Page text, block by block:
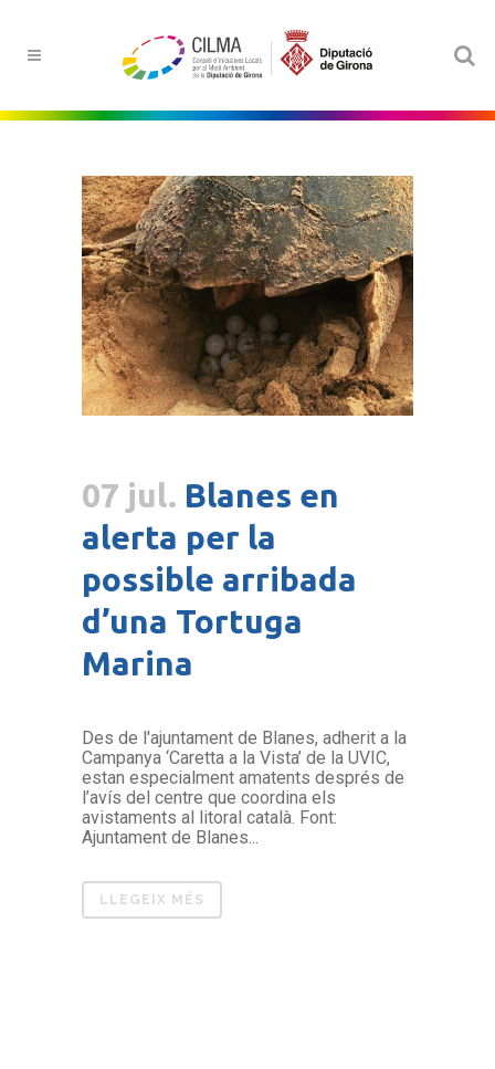
07 jul. Blanes en
alerta per la
possible arribada
d’una Tortuga
Marina
Des de l'ajuntament de Blanes, adherit a la
Campanya ‘Caretta a la Vista’ de la UVIC,
estan especialment amatents després de
l’avís del centre que coordina els
avistaments al litoral català. Font:
Ajuntament de Blanes...
LLEGEIX MÉS